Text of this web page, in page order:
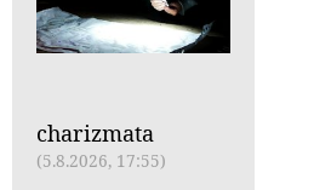
charizmata
(5.8.2026, 17:55)